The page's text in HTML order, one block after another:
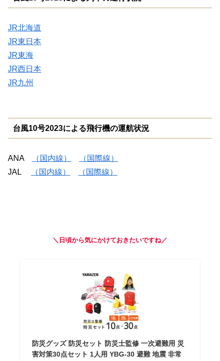
JR北海道
JR東日本
JR東海
JR西日本
JR九州
台風10号2023による飛行機の運航状況
ANA （国内線）
（国際線）
JAL
（国内線） （国際線）
＼日頃から気にかけておきたいですね／
防災グッズ 防災セット 防災士監修 一次避難用 災
害対策30点セット 1人用 YBG-30 避難 地震 非常